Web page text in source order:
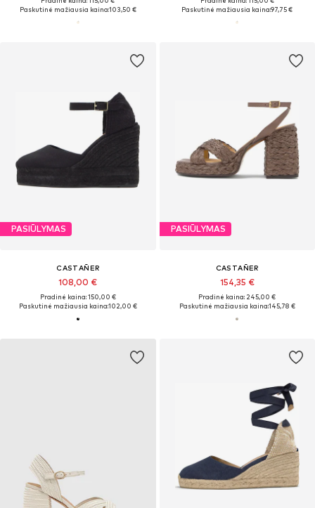
Paskutinė mažiausia kaina:103,50 €
Paskutinė mažiausia kaina:97,75 €
PASIŪLYMAS
CASTAÑER
108,00 €
Pradinė kaina: 150,00 €
Paskutinė mažiausia kaina:102,00 €
PASIŪLYMAS
CASTAÑER
154,35 €
Pradinė kaina: 245,00 €
Paskutinė mažiausia kaina:145,78 €